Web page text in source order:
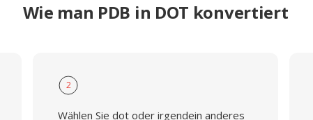
Wie man PDB in DOT konvertiert
2
Wählen Sie dot oder irgendein anderes